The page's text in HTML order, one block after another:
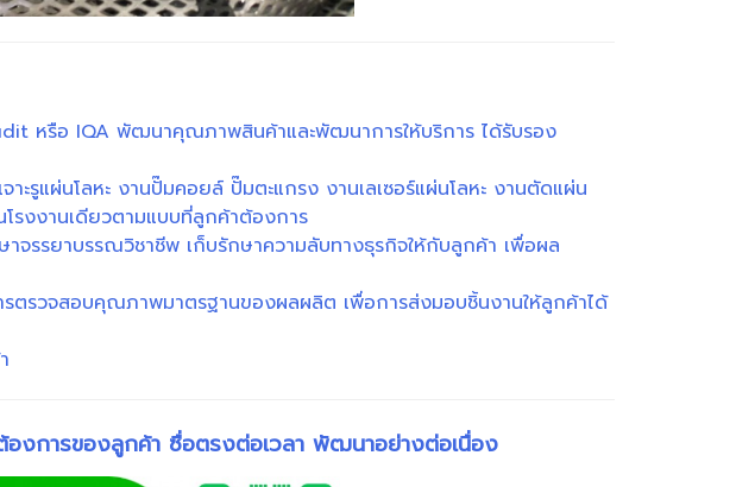
หรือ IQA พัฒนาคุณภาพสินค้าและพัฒนาการให้บริการ ได้รับรอง
แผ่นโลหะ งานปั๊มคอยล์ ปั๊มตะแกรง งานเลเซอร์แผ่นโลหะ งานตัดแผ่น
โรงงานเดียวตามแบบที่ลูกค้าต้องการ
จรรยาบรรณวิชาชีพ เก็บรักษาความลับทางธุรกิจให้กับลูกค้า เพื่อผล
ตรวจสอบคุณภาพมาตรฐานของผลผลิต เพื่อการส่งมอบชิ้นงานให้ลูกค้าได้
องการของลูกค้า ซื่อตรงต่อเวลา พัฒนาอย่างต่อเนื่อง